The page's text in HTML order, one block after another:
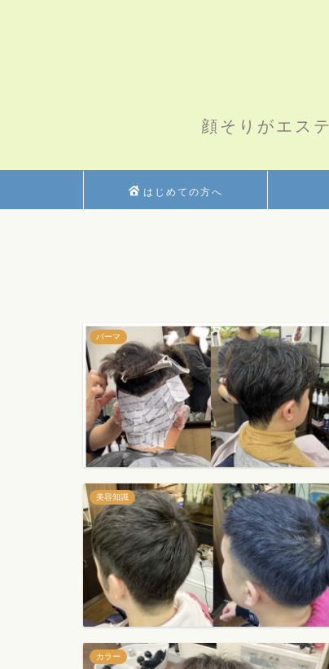
顔そりがエス
はじめての方へ
パーマ
美容知識
カラー